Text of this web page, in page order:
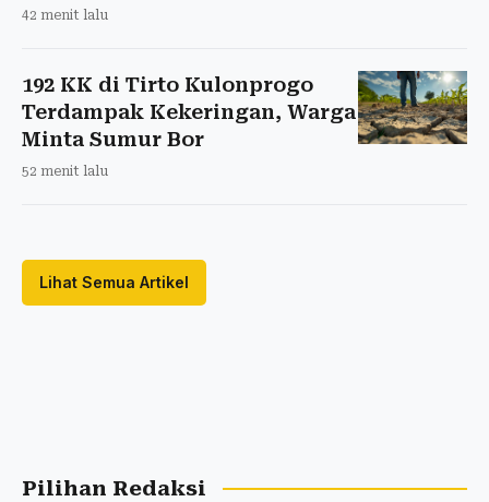
42 menit lalu
192 KK di Tirto Kulonprogo
Terdampak Kekeringan, Warga
Minta Sumur Bor
52 menit lalu
Lihat Semua Artikel
Pilihan Redaksi